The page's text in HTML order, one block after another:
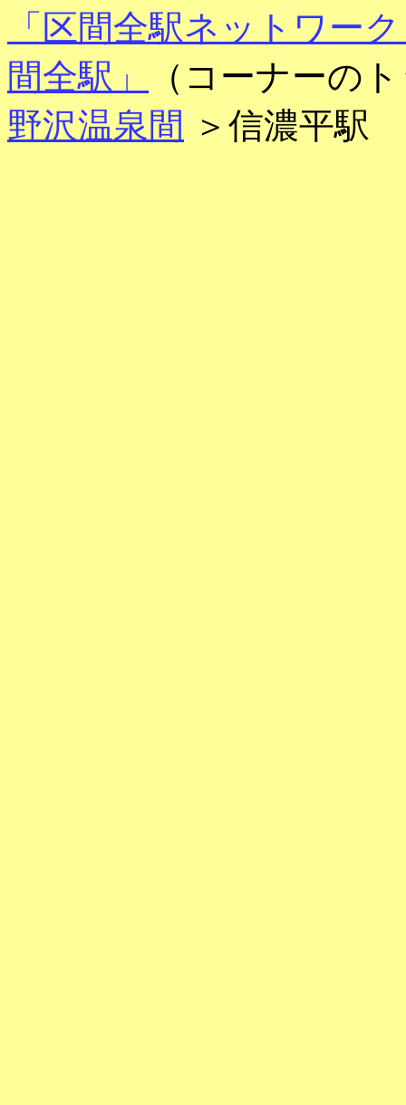
「区間全駅ネットワー
間全駅」
（コーナーの
野沢温泉間 ＞信濃平駅